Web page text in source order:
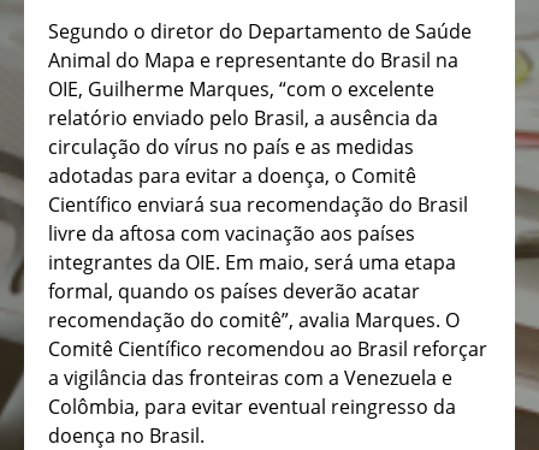
Segundo o diretor do Departamento de Saúde
Animal do Mapa e representante do Brasil na
OIE, Guilherme Marques, “com o excelente
relatório enviado pelo Brasil, a ausência da
circulação do vírus no país e as medidas
adotadas para evitar a doença, o Comitê
Científico enviará sua recomendação do Brasil
livre da aftosa com vacinação aos países
integrantes da OIE. Em maio, será uma etapa
formal, quando os países deverão acatar
recomendação do comitê”, avalia Marques. O
Comitê Científico recomendou ao Brasil reforçar
a vigilância das fronteiras com a Venezuela e
Colômbia, para evitar eventual reingresso da
doença no Brasil.